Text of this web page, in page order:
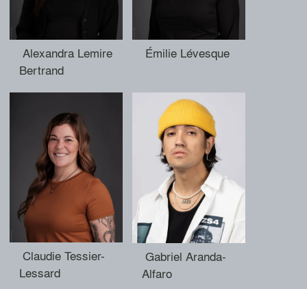
Alexandra Lemire
Bertrand
Émilie Lévesque
Claudie Tessier-
Lessard
Gabriel Aranda-
Alfaro